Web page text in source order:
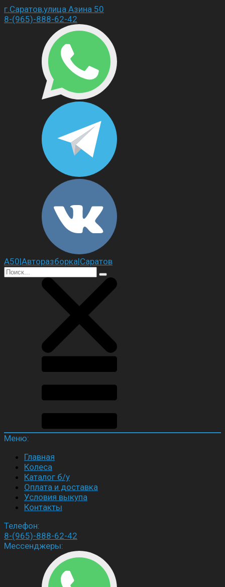
г.Саратов,улица Азина 50
8-(965)-888-62-42
А50|Авторазборка|Саратов
Меню:
Главная
Колеса
Каталог б/у
Оплата и доставка
Условия выкупа
Контакты
Телефон:
8-(965)-888-62-42
Мессенджеры: